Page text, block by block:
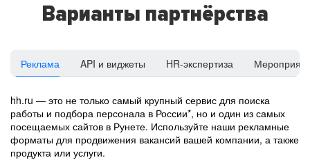
Варианты партнёрства
Реклама API и виджеты HR-экспертиза
hh.ru — это не только самый крупный сервис для поиска
работы и подбора персонала в России*, но и один из самых
посещаемых сайтов в Рунете. Используйте наши рекламные
форматы для продвижения вакансий вашей компании, а также
продукта или услуги.